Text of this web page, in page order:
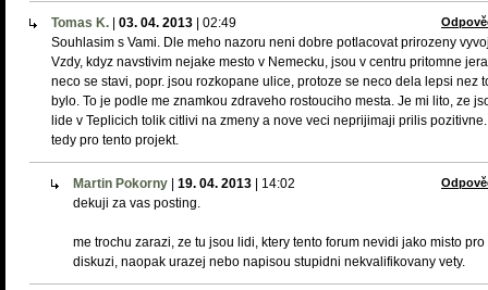
Tomas K. 03. 04. 2013 02:49
Souhlasim s Vami. Dle meho nazoru neni dobre potlacovat prirozeny
Vzdy, kdyz navstivim nejake mesto v Nemecku, jsou v centru pritomne
neco se stavi, popr. jsou rozkopane ulice, protoze se neco dela lepsi nez
bylo. To je podle me znamkou zdraveho rostouciho mesta. Je mi lito, ze
lide v Teplicich tolik citlivi na zmeny a nove veci neprijimaji prilis
tedy pro tento projekt.
Martin Pokorny 19. 04. 2013 14:02
dekuji za vas posting.
me trochu zarazi, ze tu jsou lidi, ktery tento forum nevidi jako misto pro
diskuzi, naopak urazej nebo napisou stupidni nekvalifikovany vety.